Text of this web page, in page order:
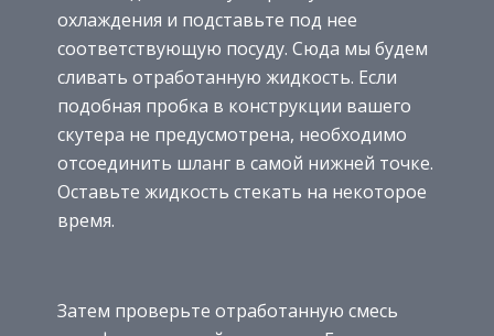
охлаждения и подставьте под нее
соответствующую посуду. Сюда мы будем
сливать отработанную жидкость. Если
подобная пробка в конструкции вашего
скутера не предусмотрена, необходимо
отсоединить шланг в самой нижней точке.
Оставьте жидкость стекать на некоторое
время.
Затем проверьте отработанную смесь